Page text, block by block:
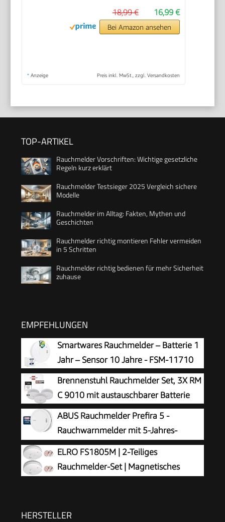
16,99 €
18,99 €
Bei Amazon ansehen
* Anzeige Preis inkl. MwSt., zzgl. Versandkosten
TOP-ARTIKEL
Rauchmelder Vorschriften: Wichtige gesetzliche
Regeln kurz erklärt
Rauchmelder Testsieger 2025 Vergleich sichere
Modelle
Rauchmelder im Alltag: Fakten, Mythen und
Geschichten
Rauchmelder richtig montieren Fehler vermeiden
in 5 Schritten
Rauchmelder richtig bedienen für mehr Sicherheit
zuhause
EMPFEHLUNGEN
Smartwares Rauchmelder – Batterie 1
Jahr – Sensor 10 Jahre - FSM-11710
Brennenstuhl Rauchmelder Set, 3X RM
C 9010 mit austauschbarer Batterie
ABUS Rauchmelder Prefira 5 -
Rauchwarnmelder mit 5-Jahres-
Batterie
ELRO FS1805M | 2-Teiliges
Rauchmelder-Set | Magnetisches
Weiß | Set mit 2 Stück
HERSTELLER